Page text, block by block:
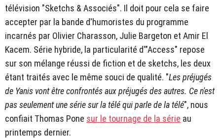
télévision "Sketchs & Associés". Il doit pour cela se faire
accepter par la bande d'humoristes du programme
incarnés par Olivier Charasson, Julie Bargeton et Amir El
Kacem. Série hybride, la particularité d'"Access" repose
sur son mélange réussi de fiction et de sketchs, les deux
étant traités avec le même souci de qualité. "Les préjugés
de Yanis vont être confrontés aux préjugés des autres. Ce n'est
pas seulement une série sur la télé qui parle de la télé", nous
confiait Thomas Pone sur le tournage de la série au
printemps dernier.